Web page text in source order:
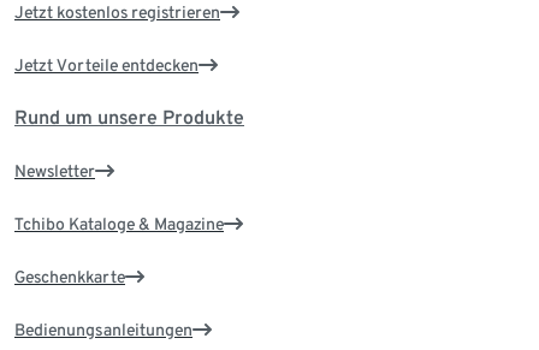
Jetzt kostenlos registrieren
Jetzt Vorteile entdecken
Rund um unsere Produkte
Newsletter
Tchibo Kataloge & Magazine
Geschenkkarte
Bedienungsanleitungen